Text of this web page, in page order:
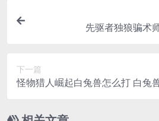
先驱者独狼骗术
下一篇
怪物猎人崛起白兔兽怎么打 白兔